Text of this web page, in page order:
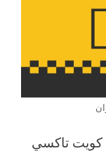
كويت تاكسي